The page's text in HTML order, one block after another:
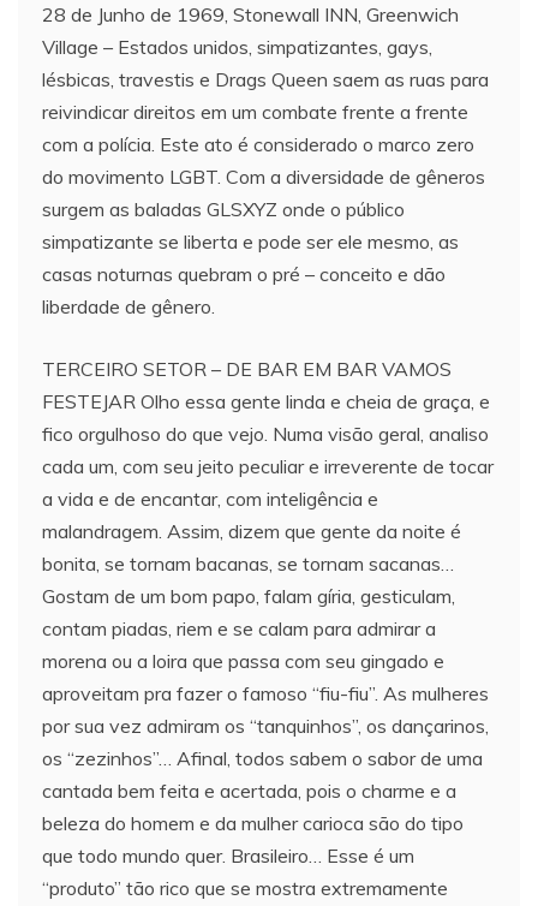
28 de Junho de 1969, Stonewall INN, Greenwich
Village – Estados unidos, simpatizantes, gays,
lésbicas, travestis e Drags Queen saem as ruas para
reivindicar direitos em um combate frente a frente
com a polícia. Este ato é considerado o marco zero
do movimento LGBT. Com a diversidade de gêneros
surgem as baladas GLSXYZ onde o público
simpatizante se liberta e pode ser ele mesmo, as
casas noturnas quebram o pré – conceito e dão
liberdade de gênero.
TERCEIRO SETOR – DE BAR EM BAR VAMOS
FESTEJAR Olho essa gente linda e cheia de graça, e
fico orgulhoso do que vejo. Numa visão geral, analiso
cada um, com seu jeito peculiar e irreverente de tocar
a vida e de encantar, com inteligência e
malandragem. Assim, dizem que gente da noite é
bonita, se tornam bacanas, se tornam sacanas…
Gostam de um bom papo, falam gíria, gesticulam,
contam piadas, riem e se calam para admirar a
morena ou a loira que passa com seu gingado e
aproveitam pra fazer o famoso “fiu-fiu”. As mulheres
por sua vez admiram os “tanquinhos”, os dançarinos,
os “zezinhos”… Afinal, todos sabem o sabor de uma
cantada bem feita e acertada, pois o charme e a
beleza do homem e da mulher carioca são do tipo
que todo mundo quer. Brasileiro… Esse é um
“produto” tão rico que se mostra extremamente